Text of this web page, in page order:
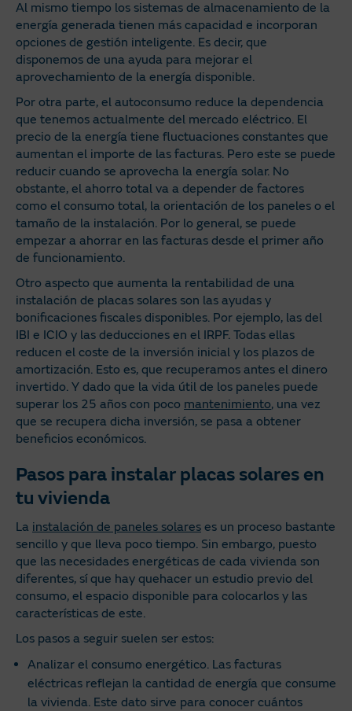
Al mismo tiempo los sistemas de almacenamiento de la
energía generada tienen más capacidad e incorporan
opciones de gestión inteligente. Es decir, que
disponemos de una ayuda para mejorar el
aprovechamiento de la energía disponible.
Por otra parte, el autoconsumo reduce la dependencia
que tenemos actualmente del mercado eléctrico. El
precio de la energía tiene fluctuaciones constantes que
aumentan el importe de las facturas. Pero este se puede
reducir cuando se aprovecha la energía solar. No
obstante, el ahorro total va a depender de factores
como el consumo total, la orientación de los paneles o el
tamaño de la instalación. Por lo general, se puede
empezar a ahorrar en las facturas desde el primer año
de funcionamiento.
Otro aspecto que aumenta la rentabilidad de una
instalación de placas solares son las ayudas y
bonificaciones fiscales disponibles. Por ejemplo, las del
IBI e ICIO y las deducciones en el IRPF. Todas ellas
reducen el coste de la inversión inicial y los plazos de
amortización. Esto es, que recuperamos antes el dinero
invertido. Y dado que la vida útil de los paneles puede
superar los 25 años con poco mantenimiento, una vez
que se recupera dicha inversión, se pasa a obtener
beneficios económicos.
Pasos para instalar placas solares en
tu vivienda
La instalación de paneles solares es un proceso bastante
sencillo y que lleva poco tiempo. Sin embargo, puesto
que las necesidades energéticas de cada vivienda son
diferentes, sí que hay quehacer un estudio previo del
consumo, el espacio disponible para colocarlos y las
características de este.
Los pasos a seguir suelen ser estos:
Analizar el consumo energético. Las facturas
eléctricas reflejan la cantidad de energía que consume
la vivienda. Este dato sirve para conocer cuántos